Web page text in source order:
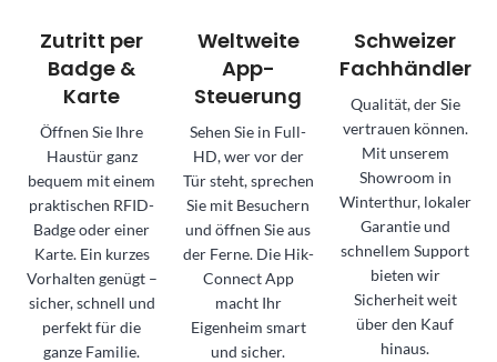
Zutritt per
Badge &
Karte
Öffnen Sie Ihre
Haustür ganz
bequem mit einem
praktischen RFID-
Badge oder einer
Karte. Ein kurzes
Vorhalten genügt –
sicher, schnell und
perfekt für die
ganze Familie.
Weltweite
App-
Steuerung
Sehen Sie in Full-
HD, wer vor der
Tür steht, sprechen
Sie mit Besuchern
und öffnen Sie aus
der Ferne. Die Hik-
Connect App
macht Ihr
Eigenheim smart
und sicher.
Schweizer
Fachhändler
Qualität, der Sie
vertrauen können.
Mit unserem
Showroom in
Winterthur, lokaler
Garantie und
schnellem Support
bieten wir
Sicherheit weit
über den Kauf
hinaus.